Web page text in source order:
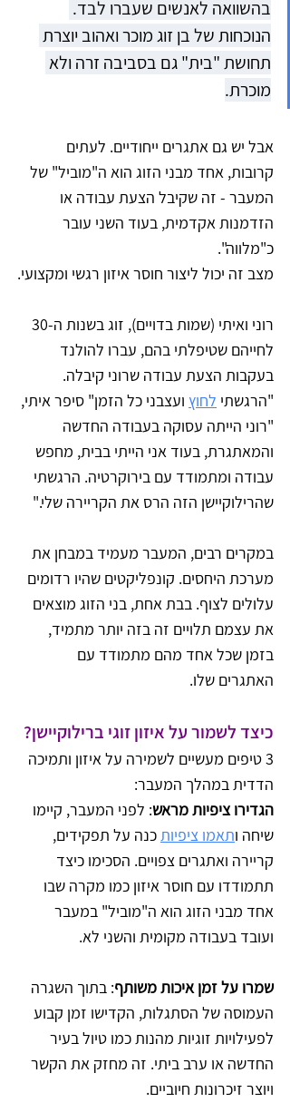
בהשוואה לאנשים שעברו לבד.
הנוכחות של בן זוג מוכר ואהוב יוצרת
תחושת "בית" גם בסביבה זרה ולא
מוכרת.
אבל יש גם אתגרים ייחודיים. לעתים
קרובות, אחד מבני הזוג הוא ה"מוביל" של
המעבר - זה שקיבל הצעת עבודה או
הזדמנות אקדמית, בעוד השני עובר
כ"מלווה".
מצב זה יכול ליצור חוסר איזון רגשי ומקצועי.
לחייהם שטיפלתי בהם, עברו להולנד
בעקבות הצעת עבודה שרוני קיבלה.
"הרגשתי לחוץ ועצבני כל הזמן" סיפר איתי,
"רוני הייתה עסוקה בעבודה החדשה
והמאתגרת, בעוד אני הייתי בבית, מחפש
עבודה ומתמודד עם בירוקרטיה. הרגשתי
שהרילוקיישן הזה הרס את הקריירה שלי."
במקרים רבים, המעבר מעמיד במבחן את
מערכת היחסים. קונפליקטים שהיו רדומים
עלולים לצוף. בבת אחת, בני הזוג מוצאים
את עצמם תלויים זה בזה יותר מתמיד,
בזמן שכל אחד מהם מתמודד עם
האתגרים שלו.
כיצד לשמור על איזון זוגי ברילוקיישן?
3 טיפים מעשיים לשמירה על איזון ותמיכה
הדדית במהלך המעבר:
הגדירו ציפיות מראש: לפני המעבר, קיימו
שיחה ותאמו ציפיות כנה על תפקידים,
קריירה ואתגרים צפויים. הסכימו כיצד
תתמודדו עם חוסר איזון כמו מקרה שבו
אחד מבני הזוג הוא ה"מוביל" במעבר
ועובד בעבודה מקומית והשני לא.
שמרו על זמן איכות משותף: בתוך השגרה
העמוסה של הסתגלות, הקדישו זמן קבוע
לפעילויות זוגיות מהנות כמו טיול בעיר
החדשה או ערב ביתי. זה מחזק את הקשר
ויוצר זיכרונות חיוביים.